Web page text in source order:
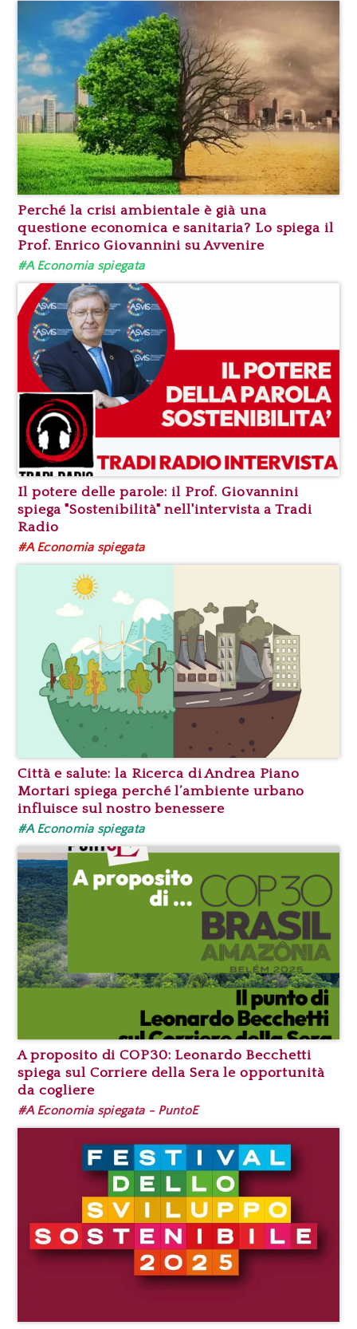
Perché la crisi ambientale è già una
questione economica e sanitaria? Lo spiega il
Prof. Enrico Giovannini su Avvenire
#A Economia spiegata
Il potere delle parole: il Prof. Giovannini
spiega "Sostenibilità" nell'intervista a Tradi
Radio
#A Economia spiegata
Città e salute: la Ricerca di Andrea Piano
Mortari spiega perché l’ambiente urbano
influisce sul nostro benessere
#A Economia spiegata
A proposito di COP30: Leonardo Becchetti
spiega sul Corriere della Sera le opportunità
da cogliere
#A Economia spiegata - PuntoE